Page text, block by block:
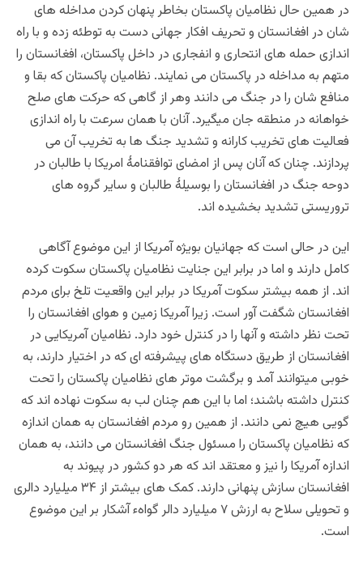
در همین حال نظامیان پاکستان بخاطر پنهان کردن مداخله های
شان در افغانستان و تحریف افکار جهانی دست به توطئه زده و با راه
اندازی حمله های انتحاری و انفجاری در داخل پاکستان، افغانستان را
متهم به مداخله در پاکستان می نمایند. نظامیان پاکستان که بقا و
منافع شان را در جنگ می دانند وهر از گاهی که حرکت های صلح
خواهانه در منطقه جان میگیرد. آنان با همان سرعت با راه اندازی
فعالیت های تخریب کارانه و تشدید جنگ ها به تخریب آن می
پردازند. چنان که آنان پس از امضای توافقنامۀ امریکا با طالبان در
دوحه جنگ در افغانستان را بوسیلۀ طالبان و سایر گروه های
تروریستی تشدید بخشیده اند.
این در حالی است که جهانیان بویژه آمریکا از این موضوع آگاهی
کامل دارند و اما در برابر این جنایت نظامیان پاکستان سکوت کرده
اند. از همه بیشتر سکوت آمریکا در برابر این واقعیت تلخ برای مردم
افغانستان شگفت آور است. زیرا آمریکا زمین و هوای افغانستان را
تحت نظر داشته و آنها را در کنترل خود دارد. نظامیان آمریکایی در
افغانستان از طریق دستگاه های پیشرفته ای که در اختیار دارند، به
خوبی میتوانند آمد و برگشت موتر های نظامیان پاکستان را تحت
کنترل داشته باشند؛ اما با این هم چنان لب به سکوت نهاده اند که
گویی هیچ‌ نمی دانند. از همین رو مردم افغانستان به همان اندازه
که نظامیان پاکستان را مسئول جنگ افغانستان می دانند، به همان
اندازه آمریکا را نیز و معتقد اند که هر دو کشور در پیوند به
افغانستان سازش پنهانی دارند. کمک های بیشتر از ۳۴ میلیارد دالری
و تحویلی سلاح به ارزش ۷ میلیارد دالر گواهء آشکار بر این موضوع
است.